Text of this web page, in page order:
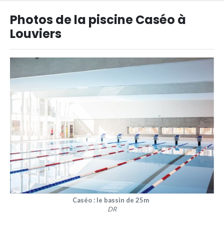
Photos de la piscine Caséo à
Louviers
Caséo : le bassin de 25m
DR